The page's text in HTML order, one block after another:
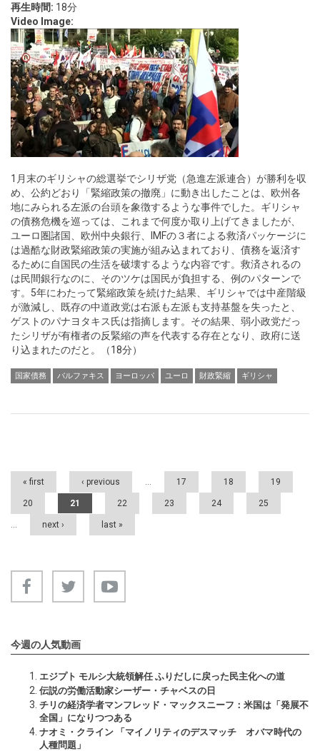
再生時間: 18分
Video Image:
1月末のギリシャの総選挙でシリザ党（急進左派連合）が勝利を収
め、公約どおり「緊縮政策の撤廃」に動き出したことは、欧州各
地にみられる左派の台頭を象徴するような事件でした。ギリシャ
の債務危機を巡っては、これまで何度か取り上げてきましたが、
ユーロ圏諸国、欧州中央銀行、IMFの３者による救済パッケージに
は過酷な財政緊縮政策の実施が組み込まれており、債務を返済す
るために自国民の生活を破壊するような内容です。救済されるの
は民間銀行なのに、そのツケは国民が負担する、例のパターンで
す。5年にわたって緊縮政策を続けた結果、ギリシャでは中産階級
が激減し、既存の中道政党は右派も左派も支持基盤を失ったと、
ゲストのパナヨタキス氏は指摘します。その結果、弱小政党だっ
たシリザが有権者の反緊縮の声を代表する存在となり、政府に送
り込まれたのだと。（18分）
国家債務 バルファキス ヨーロッパ ユーロ 財政緊縮 ギリシャ
Pages
« first ‹ previous … 17 18 19
20 21 22 23 24 25
… next › last »
今週の人気動画
エジプト モルシ大統領解任 ふりだしに戻った民主化への道
伝説の労働活動家シーザー・チャベスの日
チリの経済学者マンフレッド・マックスニーフ：米国は「発展不
全国」になりつつある
ナオミ・クライン 「マイノリティのデスマッチ オバマ時代の
人種問題」